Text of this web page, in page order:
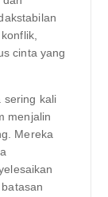
cinta yang
sering kali
menjalin
Mereka